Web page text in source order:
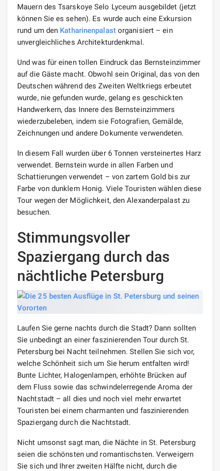
Mauern des Tsarskoye Selo Lyceum ausgebildet (jetzt
können Sie es sehen). Es wurde auch eine Exkursion
rund um den Katharinenpalastorganisiert – ein
unvergleichliches Architekturdenkmal.
Und was für einen tollen Eindruck das Bernsteinzimmer
auf die Gäste macht. Obwohl sein Original, das von den
Deutschen während des Zweiten Weltkriegs erbeutet
wurde, nie gefunden wurde, gelang es geschickten
Handwerkern, das Innere des Bernsteinzimmers
wiederzubeleben, indem sie Fotografien, Gemälde,
Zeichnungen und andere Dokumente verwendeten.
In diesem Fall wurden über 6 Tonnen versteinertes Harz
verwendet. Bernstein wurde in allen Farben und
Schattierungen verwendet – von zartem Gold bis zur
Farbe von dunklem Honig. Viele Touristen wählen diese
Tour wegen der Möglichkeit, den Alexanderpalast zu
besuchen.
Stimmungsvoller
Spaziergang durch das
nächtliche Petersburg
Laufen Sie gerne nachts durch die Stadt? Dann sollten
Sie unbedingt an einer faszinierenden Tour durch St.
Petersburg bei Nacht teilnehmen. Stellen Sie sich vor,
welche Schönheit sich um Sie herum entfalten wird!
Bunte Lichter, Halogenlampen, erhöhte Brücken auf
dem Fluss sowie das schwindelerregende Aroma der
Nachtstadt – all dies und noch viel mehr erwartet
Touristen bei einem charmanten und faszinierenden
Spaziergang durch die Nachtstadt.
Nicht umsonst sagt man, die Nächte in St. Petersburg
seien die schönsten und romantischsten. Verweigern
Sie sich und Ihrer zweiten Hälfte nicht, durch die